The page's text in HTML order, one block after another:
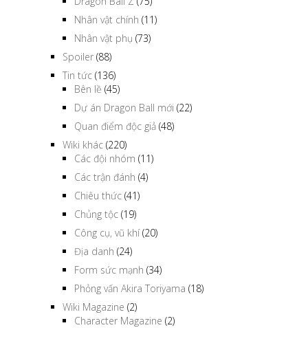
Nhân vật chính (11)
Nhân vật phụ (73)
Spoiler (88)
Tin tức (136)
Bên lề (45)
Dự án Dragon Ball mới (22)
Quan điểm độc giả (48)
Wiki khác (220)
Các đội nhóm (11)
Các trận đánh (4)
Chiêu thức (41)
Chủng tộc (19)
Công cụ, vũ khí(20)
Địa danh (24)
Form sức mạnh (34)
Phỏng vấn Akira Toriyama (18)
Wiki Magazine (2)
Character Magazine (2)